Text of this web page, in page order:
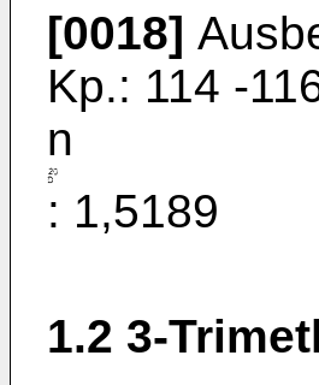
[0018]
Kp.: 114 -
n
: 1,5189
1.2 3-